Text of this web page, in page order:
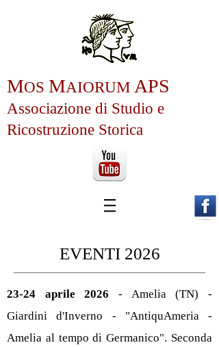
MOS MAIORUM APS
Associazione di Studio e
Ricostruzione Storica
EVENTI 2026
23-24 aprile 2026 - Amelia (TN) -
Giardini d'Inverno - "AntiquAmeria -
Amelia al tempo di Germanico". Seconda